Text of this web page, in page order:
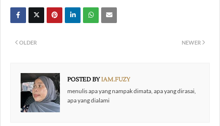
NEWER
OLDER
POSTED BYIAM.FUZY
menulis apa yang nampak dimata, apa yang dirasai,
apa yang dialami